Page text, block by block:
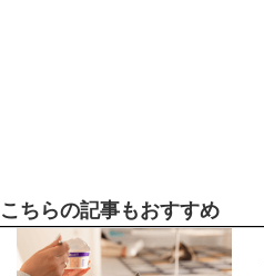
こちらの記事もおすすめ